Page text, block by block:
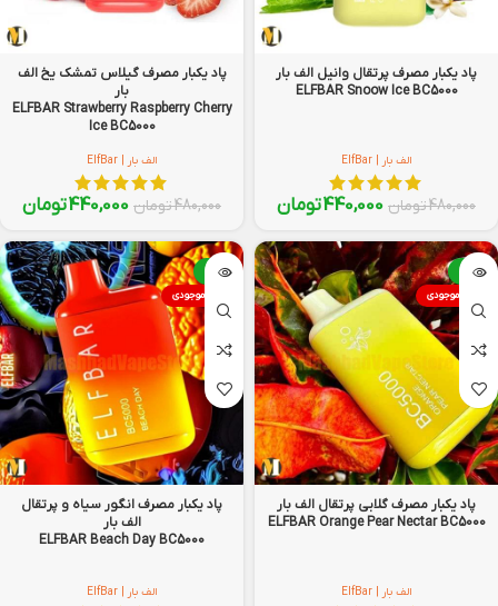
پاد یکبار مصرف پرتقال وانیل الف بار
ELFBAR Snoow Ice BC5000
الف بار | ElfBar
480,000تومان 440,000تومان
پاد یکبار مصرف گیلاس تمشک یخ الف
بار
ELFBAR Strawberry Raspberry Cherry
Ice BC5000
الف بار | ElfBar
480,000تومان 440,000تومان
-8%
اتمام موجودی
پاد یکبار مصرف گلابی پرتقال الف بار
ELFBAR Orange Pear Nectar BC5000
الف بار | ElfBar
-8%
اتمام موجودی
پاد یکبار مصرف انگور سیاه و پرتقال
الف بار
ELFBAR Beach Day BC5000
الف بار | ElfBar